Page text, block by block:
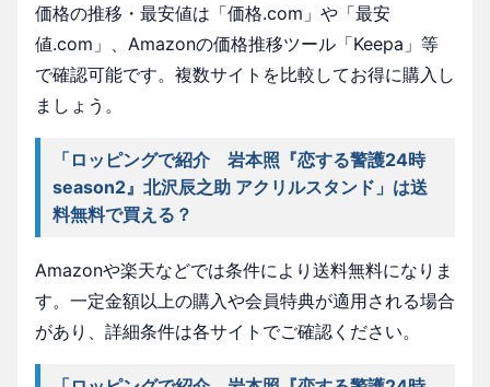
価格の推移・最安値は「価格.com」や「最安
値.com」、Amazonの価格推移ツール「Keepa」等
で確認可能です。複数サイトを比較してお得に購入し
ましょう。
「ロッピングで紹介 岩本照『恋する警護24時
season2』北沢辰之助 アクリルスタンド」は送
料無料で買える？
Amazonや楽天などでは条件により送料無料になりま
す。一定金額以上の購入や会員特典が適用される場合
があり、詳細条件は各サイトでご確認ください。